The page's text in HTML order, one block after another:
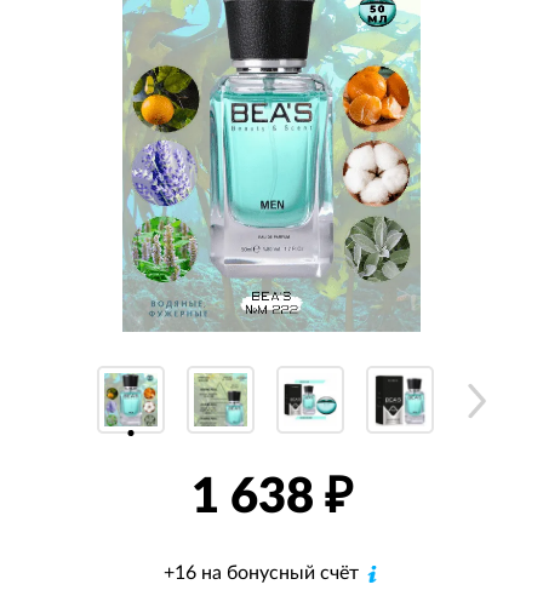
1 638 ₽
+16 на бонусный счёт